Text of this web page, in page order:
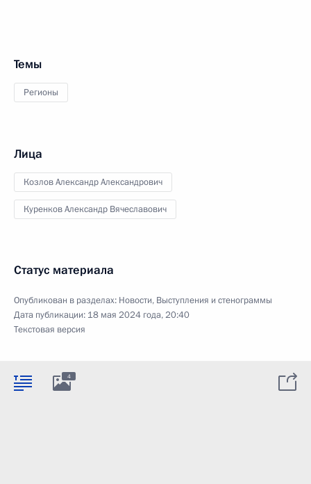
Темы
Регионы
Лица
Козлов Александр Александрович
Куренков Александр Вячеславович
Статус материала
Опубликован в разделах: Новости, Выступления и стенограммы
Дата публикации: 18 мая 2024 года, 20:40
Текстовая версия
4